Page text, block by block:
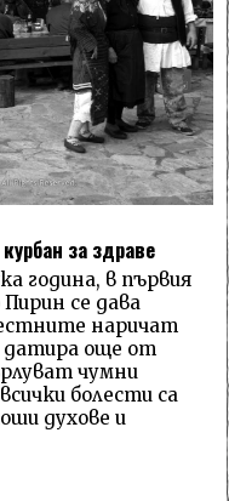
за здраве
година, в първия
се дава
наричат
датира още от
чумни
болести са
духове и